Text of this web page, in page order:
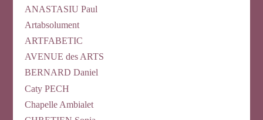
ANASTASIU Paul
Artabsolument
ARTFABETIC
AVENUE des ARTS
BERNARD Daniel
Caty PECH
Chapelle Ambialet